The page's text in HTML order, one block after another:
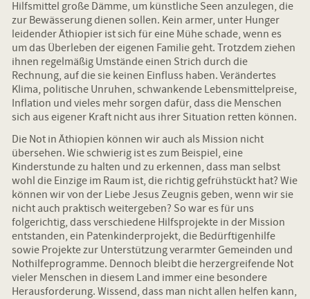
Hilfsmittel große Dämme, um künstliche Seen anzulegen, die
zur Bewässerung dienen sollen. Kein armer, unter Hunger
leidender Äthiopier ist sich für eine Mühe schade, wenn es
um das Überleben der eigenen Familie geht. Trotzdem ziehen
ihnen regelmäßig Umstände einen Strich durch die
Rechnung, auf die sie keinen Einfluss haben. Verändertes
Klima, politische Unruhen, schwankende Lebensmittelpreise,
Inflation und vieles mehr sorgen dafür, dass die Menschen
sich aus eigener Kraft nicht aus ihrer Situation retten können.
Die Not in Äthiopien können wir auch als Mission nicht
übersehen. Wie schwierig ist es zum Beispiel, eine
Kinderstunde zu halten und zu erkennen, dass man selbst
wohl die Einzige im Raum ist, die richtig gefrühstückt hat? Wie
können wir von der Liebe Jesus Zeugnis geben, wenn wir sie
nicht auch praktisch weitergeben? So war es für uns
folgerichtig, dass verschiedene Hilfsprojekte in der Mission
entstanden, ein Patenkinderprojekt, die Bedürftigenhilfe
sowie Projekte zur Unterstützung verarmter Gemeinden und
Nothilfeprogramme. Dennoch bleibt die herzergreifende Not
vieler Menschen in diesem Land immer eine besondere
Herausforderung. Wissend, dass man nicht allen helfen kann,